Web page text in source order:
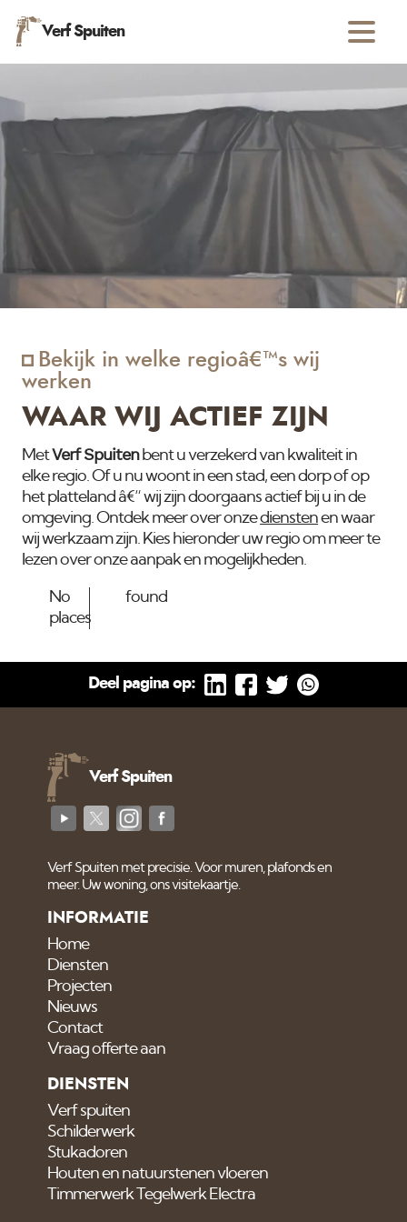
Verf Spuiten
Bekijk in welke regioâ€™s wij
werken
WAAR WIJ ACTIEF ZIJN
MetVerf Spuitenbent u verzekerd van kwaliteit in
elke regio. Of u nu woont in een stad, een dorp of op
het platteland â€“ wij zijn doorgaans actief bij u in de
omgeving. Ontdek meer over onzedienstenen waar
wij werkzaam zijn. Kies hieronder uw regio om meer te
lezen over onze aanpak en mogelijkheden.
No
places
found
Deel pagina op:
Verf Spuiten
Verf Spuiten met precisie. Voor muren, plafonds en
meer. Uw woning, ons visitekaartje.
INFORMATIE
Home
Diensten
Projecten
Nieuws
Contact
Vraag offerte aan
DIENSTEN
Verf spuiten
Schilderwerk
Stukadoren
Houten en natuurstenen vloeren
Timmerwerk Tegelwerk Electra